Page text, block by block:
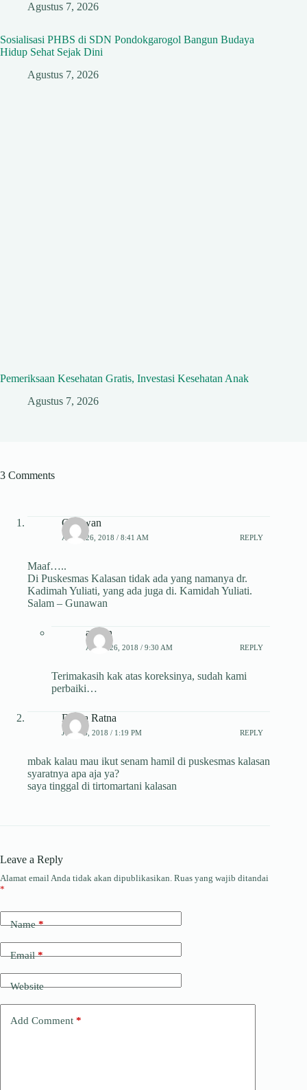
Agustus 7, 2026
Sosialisasi PHBS di SDN Pondokgarogol Bangun Budaya
Hidup Sehat Sejak Dini
Agustus 7, 2026
Pemeriksaan Kesehatan Gratis, Investasi Kesehatan Anak
Agustus 7, 2026
3 Comments
Ginawan
APRIL 26, 2018 / 8:41 AM REPLY
Maaf…..
Di Puskesmas Kalasan tidak ada yang namanya dr.
Kadimah Yuliati, yang ada juga di. Kamidah Yuliati.
Salam – Gunawan
admin
APRIL 26, 2018 / 9:30 AM REPLY
Terimakasih kak atas koreksinya, sudah kami
perbaiki…
Dinna Ratna
JULI 26, 2018 / 1:19 PM REPLY
mbak kalau mau ikut senam hamil di puskesmas kalasan
syaratnya apa aja ya?
saya tinggal di tirtomartani kalasan
Leave a Reply
Alamat email Anda tidak akan dipublikasikan. Ruas yang wajib ditandai
*
Name*
Email*
Website
Add Comment *